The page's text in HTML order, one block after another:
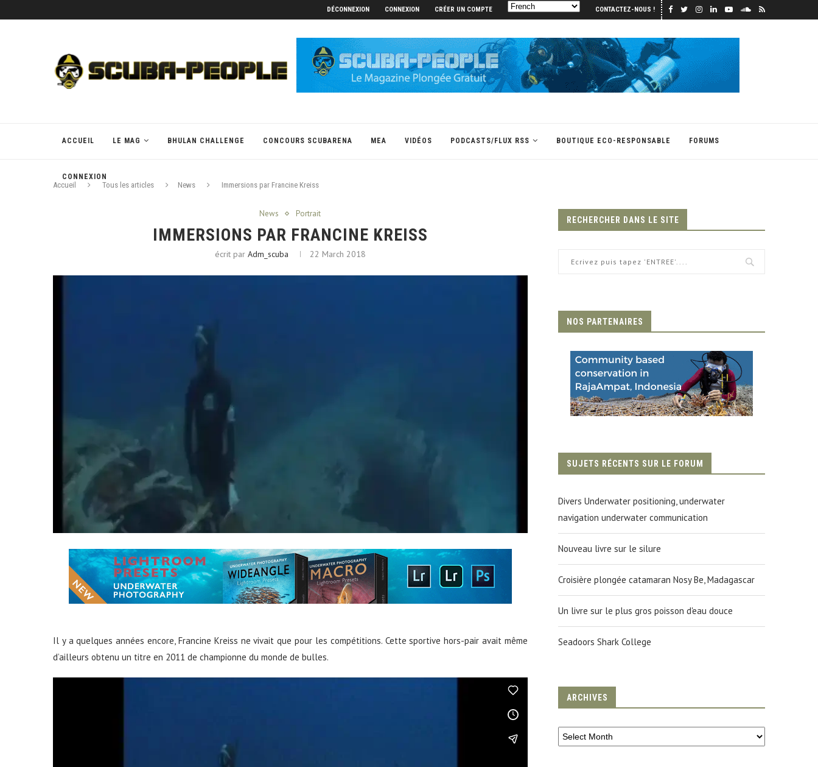
DÉCONNEXION CONNEXION CRÉER UN COMPTE CONTACTEZ-NOUS !
ACCUEIL LE MAG BHULAN CHALLENGE CONCOURS SCUBARENA MEA VIDÉOS PODCASTS/FLUX RSS BOUTIQUE ECO-RESPONSABLE FORUMS
CONNEXION
Accueil Tous les articles News Immersions par Francine Kreiss
News Portrait
IMMERSIONS PAR FRANCINE KREISS
écrit par Adm_scuba 22 March 2018
Il y a quelques années encore, Francine Kreiss ne vivait que pour les compétitions. Cette sportive hors-pair avait même
d’ailleurs obtenu un titre en 2011 de championne du monde de bulles.
RECHERCHER DANS LE SITE
NOS PARTENAIRES
SUJETS RÉCENTS SUR LE FORUM
Divers Underwater positioning, underwater
navigation underwater communication
Nouveau livre sur le silure
Croisière plongée catamaran Nosy Be, Madagascar
Un livre sur le plus gros poisson d'eau douce
Seadoors Shark College
ARCHIVES